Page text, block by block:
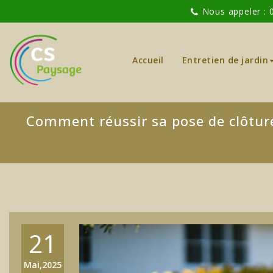
Nous appeler :
Accueil Entretien de jardin
Comment réussir sa pose de
21
Mai,2025